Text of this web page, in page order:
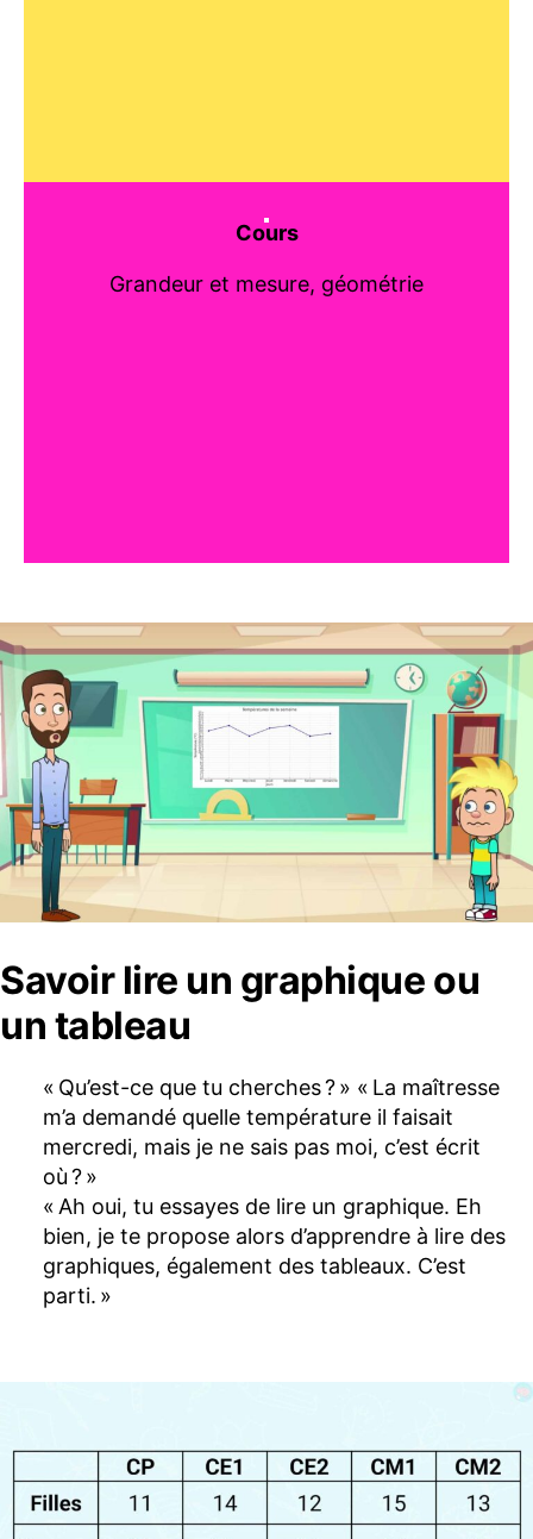
Cours
Grandeur et mesure, géométrie
Savoir lire un graphique ou
un tableau
« Qu’est-ce que tu cherches ? » « La maîtresse
m’a demandé quelle température il faisait
mercredi, mais je ne sais pas moi, c’est écrit
où ? »
« Ah oui, tu essayes de lire un graphique. Eh
bien, je te propose alors d’apprendre à lire des
graphiques, également des tableaux. C’est
parti. »